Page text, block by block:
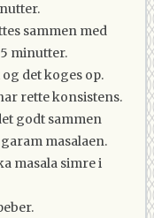
sammen med
minutter.
det koges op.
rette konsistens.
godt sammen
masalaen.
masala simre i